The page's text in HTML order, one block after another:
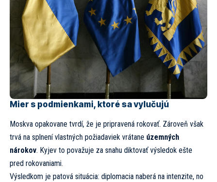
Mier s podmienkami, ktoré sa vylučujú
Moskva opakovane tvrdí, že je pripravená rokovať. Zároveň však
trvá na splnení vlastných požiadaviek vrátane územných
nárokov. Kyjev to považuje za snahu diktovať výsledok ešte
pred rokovaniami.
Výsledkom je patová situácia: diplomacia naberá na intenzite, no